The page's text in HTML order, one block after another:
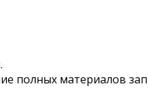
полных материалов